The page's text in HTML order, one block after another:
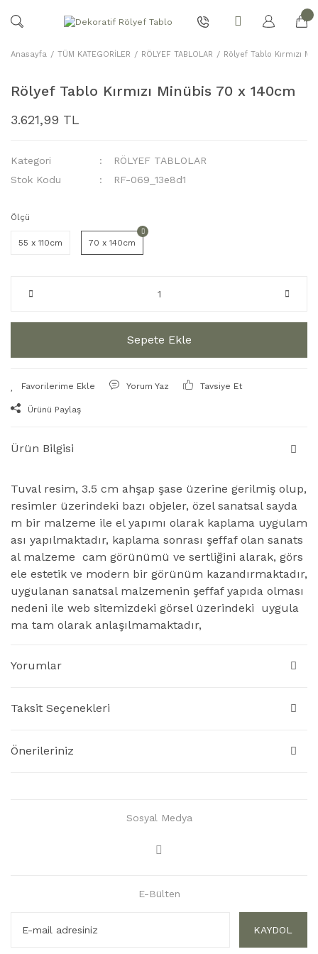
Anasayfa TÜM KATEGORİLER RÖLYEF TABLOLAR Rölyef Tablo Kırmızı
Rölyef Tablo Kırmızı Minübis 70 x 140cm
3.621,99 TL
Kategori
RÖLYEF TABLOLAR
Stok Kodu
RF-069_13e8d1
Ölçü
55 x 110cm 70 x 140cm
Sepete Ekle
Yorum Yaz Tavsiye Et
Ürünü Paylaş
Ürün Bilgisi
Tuval resim, 3.5 cm ahşap şase üzerine gerilmiş olup,
resimler üzerindeki bazı objeler, özel sanatsal sayda
m bir malzeme ile el yapımı olarak kaplama uygulam
ası yapılmaktadır, kaplama sonrası şeffaf olan sanats
al malzeme cam görünümü ve sertliğini alarak, görs
ele estetik ve modern bir görünüm kazandırmaktadır,
uygulanan sanatsal malzemenin şeffaf yapıda olması
nedeni ile web sitemizdeki görsel üzerindeki uygula
ma tam olarak anlaşılmamaktadır,
Yorumlar
Taksit Seçenekleri
Önerileriniz
Sosyal Medya
E-Bülten
KAYDOL